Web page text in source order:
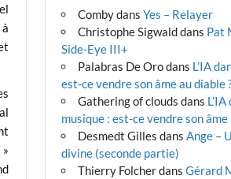
CombydansYes – Relayer
Christophe Sigwalddans Pat
Side-Eye III+
Palabras De Orodans L’IA
est-ce vendre son âme au diable
Gathering of clouds dans
musique : est-ce vendre son âme
Desmedt Gilles dansAnge –
divine (seconde partie)
Thierry FolcherdansGérard